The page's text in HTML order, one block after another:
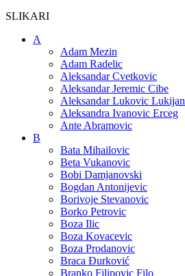
SLIKARI
A
Adam Mezin
Adam Radelic
Aleksandar Cvetkovic
Aleksandar Jeremic Cibe
Aleksandar Lukovic Lukijan
Aleksandra Ivanovic Erceg
Ante Abramovic
B
Bata Mihailovic
Beta Vukanovic
Bobi Damjanovski
Bogdan Antonijevic
Borivoje Stevanovic
Borko Petrovic
Boza Ilic
Boza Kovacevic
Boza Prodanovic
Braca Đurković
Branko Filipovic Filo